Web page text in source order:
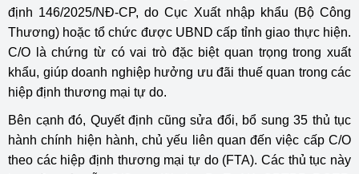
định 146/2025/NĐ-CP, do Cục Xuất nhập khẩu (Bộ Công
Thương) hoặc tổ chức được UBND cấp tỉnh giao thực hiện.
C/O là chứng từ có vai trò đặc biệt quan trọng trong xuất
khẩu, giúp doanh nghiệp hưởng ưu đãi thuế quan trong các
hiệp định thương mại tự do.
Bên cạnh đó, Quyết định cũng sửa đổi, bổ sung 35 thủ tục
hành chính hiện hành, chủ yếu liên quan đến việc cấp C/O
theo các hiệp định thương mại tự do (FTA). Các thủ tục này